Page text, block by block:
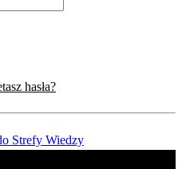
hasła?
Strefy Wiedzy